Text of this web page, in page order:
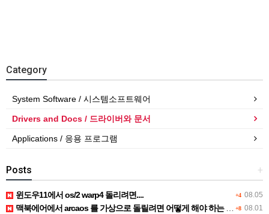
Category
System Software / 시스템소프트웨어
Drivers and Docs / 드라이버와 문서
Applications / 응용 프로그램
+
Posts
+4 08.05
윈도우11에서 os/2 warp4 돌리려면....
+8 08.01
맥북에어에서 arcaos 를 가상으로 돌릴려면 어떻게 해야 하는 지요?